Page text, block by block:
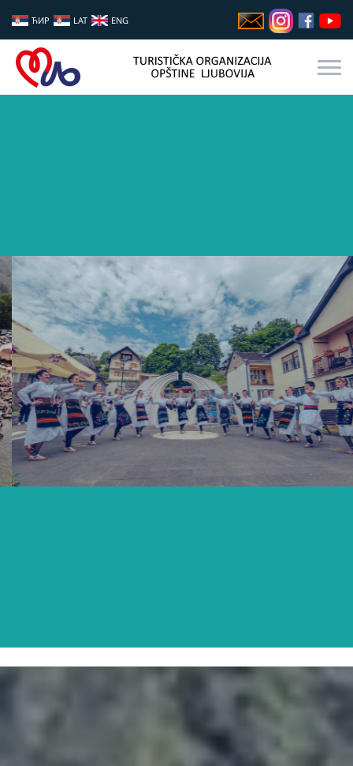
ЋИР LAT ENG
GASTRO FEST
DRUGA SUBOTA MAJA
SAZNAJTE VIŠE